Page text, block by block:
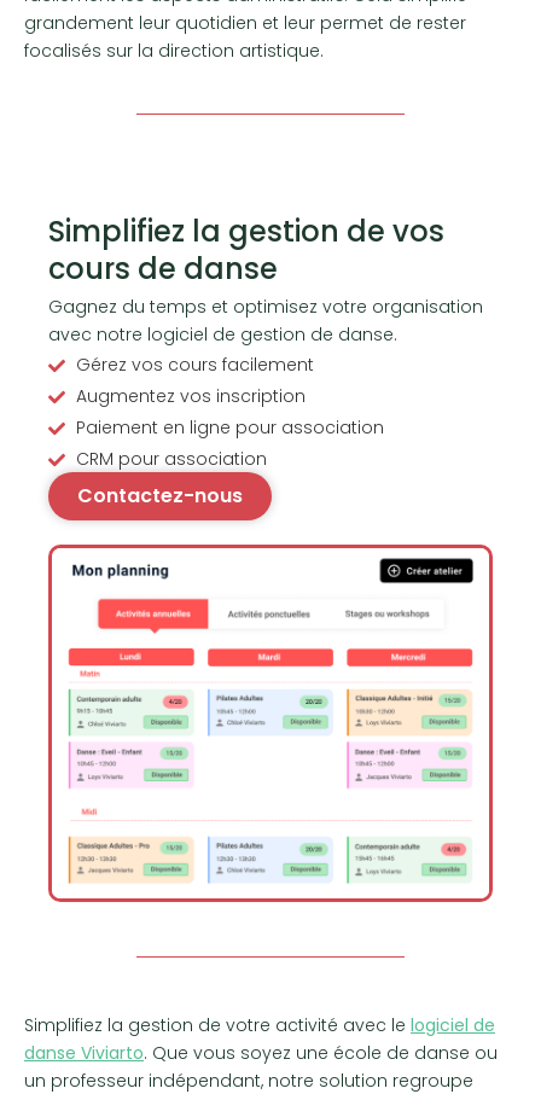
grandement leur quotidien et leur permet de rester
focalisés sur la direction artistique.
Simplifiez la gestion de vos
cours de danse
Gagnez du temps et optimisez votre organisation
avec notre logiciel de gestion de danse.
Gérez vos cours facilement
Augmentez vos inscription
Paiement en ligne pour association
CRM pour association
Contactez-nous
Simplifiez la gestion de votre activité avec le logiciel de
danse Viviarto. Que vous soyez une école de danse ou
un professeur indépendant, notre solution regroupe